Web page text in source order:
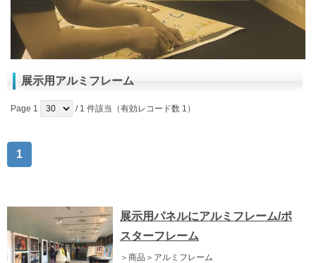
展示用アルミフレーム
Page 1 / 1 件該当（有効レコード数 1）
1
展示用パネルにアルミフレーム/ポ
スターフレーム
＞商品＞アルミフレーム